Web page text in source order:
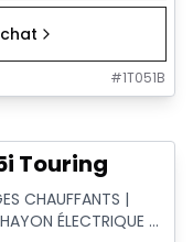
#1T051B
Touring
CHAUFFANTS |
ÉLECTRIQUE ...